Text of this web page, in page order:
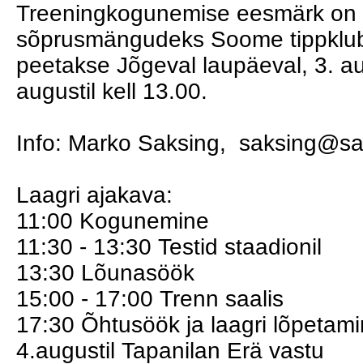
Treeningkogunemise eesmärk
sõprusmängudeks Soome
peetakse Jõgeval laupäeval, 3.
augustil kell 13.00.
Info: Marko Saksing,
Laagri ajakava:
11:00 Kogunemine
11:30 - 13:30 Testid staadionil
13:30 Lõunasöök
15:00 - 17:00 Trenn saalis
17:30 Õhtusöök ja laagri
4.augustil Tapanilan Erä vastu